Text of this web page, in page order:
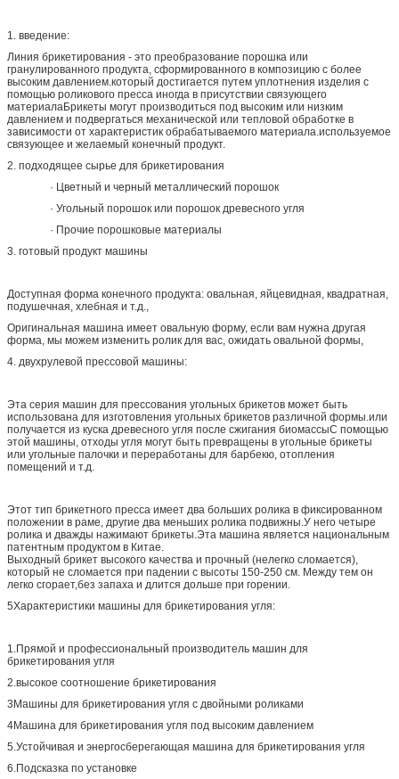
1. введение:
Линия брикетирования - это преобразование порошка или
гранулированного продукта, сформированного в композицию с более
высоким давлением.который достигается путем уплотнения изделия с
помощью роликового пресса иногда в присутствии связующего
материалаБрикеты могут производиться под высоким или низким
давлением и подвергаться механической или тепловой обработке в
зависимости от характеристик обрабатываемого материала.используемое
связующее и желаемый конечный продукт.
2. подходящее сырье для брикетирования
· Цветный и черный металлический порошок
· Угольный порошок или порошок древесного угля
· Прочие порошковые материалы
3. готовый продукт машины
Доступная форма конечного продукта: овальная, яйцевидная, квадратная,
подушечная, хлебная и т.д.,
Оригинальная машина имеет овальную форму, если вам нужна другая
форма, мы можем изменить ролик для вас, ожидать овальной формы,
4. двухрулевой прессовой машины:
Эта серия машин для прессования угольных брикетов может быть
использована для изготовления угольных брикетов различной формы.или
получается из куска древесного угля после сжигания биомассыС помощью
этой машины, отходы угля могут быть превращены в угольные брикеты
или угольные палочки и переработаны для барбекю, отопления
помещений и т.д.
Этот тип брикетного пресса имеет два больших ролика в фиксированном
положении в раме, другие два меньших ролика подвижны.У него четыре
ролика и дважды нажимают брикеты.Эта машина является национальным
патентным продуктом в Китае.
Выходный брикет высокого качества и прочный (нелегко сломается),
который не сломается при падении с высоты 150-250 см. Между тем он
легко сгорает,без запаха и длится дольше при горении.
5Характеристики машины для брикетирования угля:
1.Прямой и профессиональный производитель машин для
брикетирования угля
2.высокое соотношение брикетирования
3Машины для брикетирования угля с двойными роликами
4Машина для брикетирования угля под высоким давлением
5.Устойчивая и энергосберегающая машина для брикетирования угля
6.Подсказка по установке